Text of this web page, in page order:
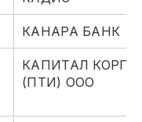
КАНАРА БАНК
КАПИТАЛ
(ПТИ) ООО